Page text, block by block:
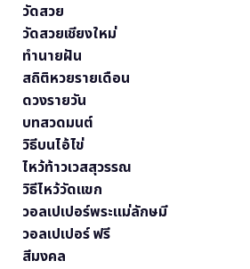
วัดสวย
วัดสวยเชียงใหม่
ทำนายฝัน
สถิติหวยรายเดือน
ดวงรายวัน
บทสวดมนต์
วิธีบนไอ้ไข่
ไหว้ท้าวเวสสุวรรณ
วิธีไหว้วัดแขก
วอลเปเปอร์พระแม่ลักษมี
วอลเปเปอร์ ฟรี
สีมงคล